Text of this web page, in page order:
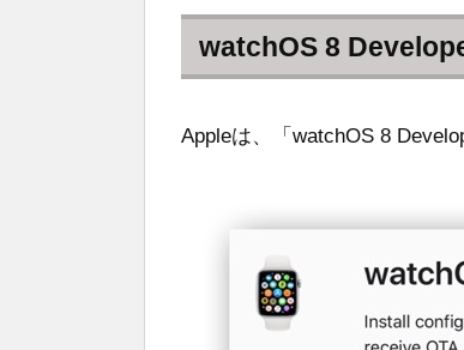
watchOS 8
Appleは、「watchOS 8